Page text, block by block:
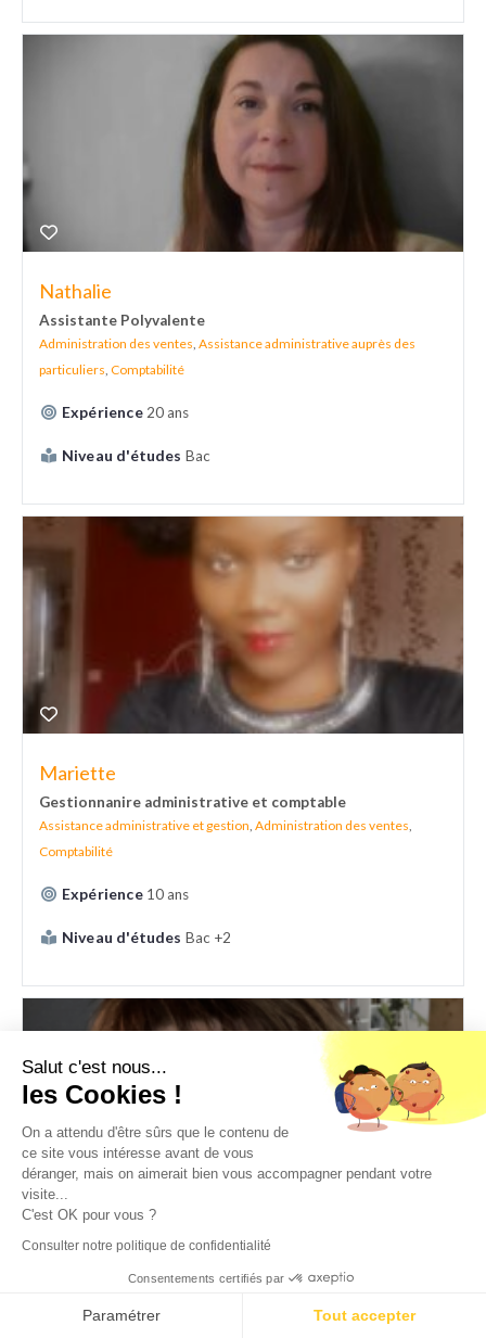
Nathalie
Assistante Polyvalente
Administration des ventes Assistance administrative auprès des
particuliers Comptabilité
Expérience 20 ans
Niveau d'études Bac
Mariette
Gestionnanire administrative et comptable
Assistance administrative et gestion, Administration des ventes,
Comptabilité
Expérience 10 ans
Niveau d'études Bac +2
Estelle
DAF à temps partagé - PME et international
RAC - RAF ,Direction administration et finance
Salut c'est nous...
les Cookies !
On a attendu d'être sûrs que le contenu de
ce site vous intéresse avant de vous
déranger, mais on aimerait bien vous accompagner pendant votre
visite...
C'est OK pour vous ?
Consulter notre politique de confidentialité
Consentements certifiés par
Paramétrer Tout accepter